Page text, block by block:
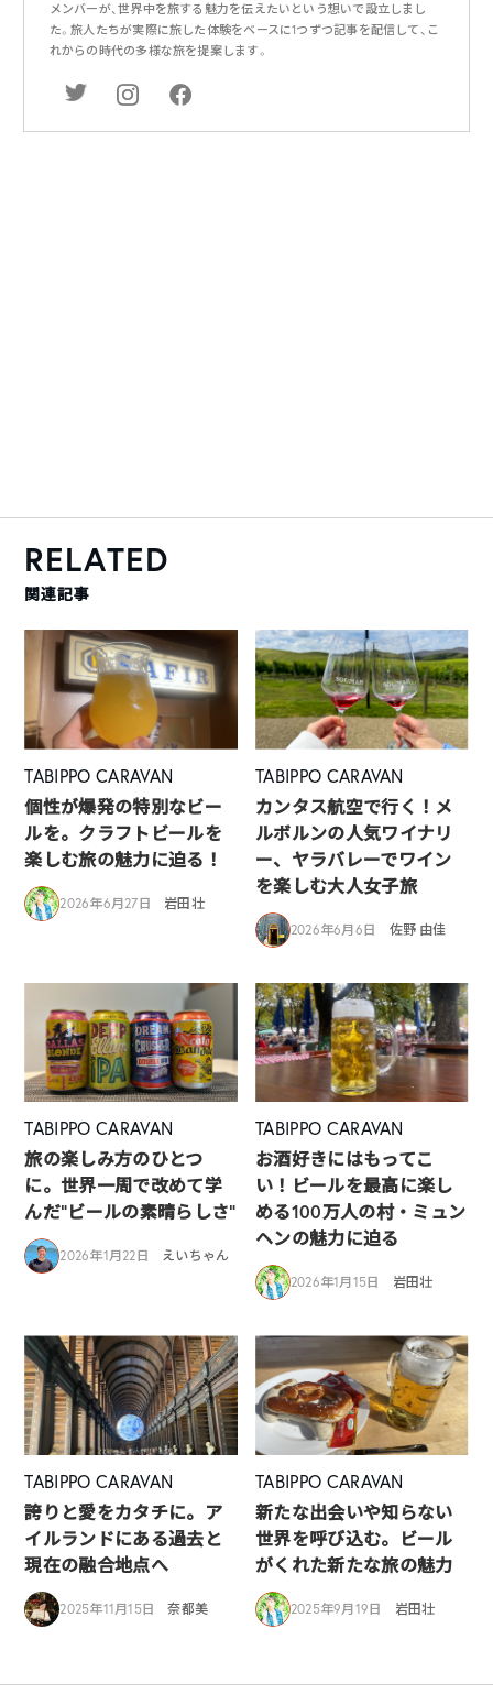
メンバーが、世界中を旅する魅力を伝えたいという想いで設立しまし
た。旅人たちが実際に旅した体験をベースに1つずつ記事を配信して、こ
れからの時代の多様な旅を提案します。
RELATED
関連記事
TABIPPO CARAVAN
個性が爆発の特別なビー
ルを。クラフトビールを
楽しむ旅の魅力に迫る！
2026年6月27日 岩田壮
TABIPPO CARAVAN
カンタス航空で行く！メ
ルボルンの人気ワイナリ
ー、ヤラバレーでワイン
を楽しむ大人女子旅
2026年6月6日 佐野 由佳
TABIPPO CARAVAN
旅の楽しみ方のひとつ
に。世界一周で改めて学
んだ”ビールの素晴らしさ”
2026年1月22日 えいちゃん
TABIPPO CARAVAN
お酒好きにはもってこ
い！ビールを最高に楽し
める100万人の村・ミュン
ヘンの魅力に迫る
2026年1月15日 岩田壮
TABIPPO CARAVAN
誇りと愛をカタチに。ア
イルランドにある過去と
現在の融合地点へ
2025年11月15日 奈都美
TABIPPO CARAVAN
新たな出会いや知らない
世界を呼び込む。ビール
がくれた新たな旅の魅力
2025年9月19日 岩田壮